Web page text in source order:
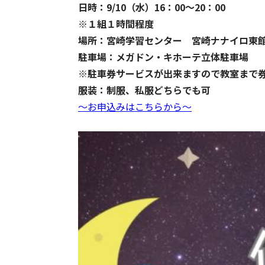
日時：9/10（水）16：00～20：00
※１組１時間程度
場所：宮崎学習センター 宮崎ナナイロ東
駐車場：メガドン・キホーテ立体駐車場
※駐車券サービスが出来ますので教室まで
服装：制服、私服どちらでも可
～お申込みはこちらから～